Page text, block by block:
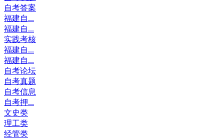
自考答案
福建自...
福建自...
实践考核
福建自...
福建自...
自考论坛
自考真题
自考信息
自考押...
文史类
理工类
经管类